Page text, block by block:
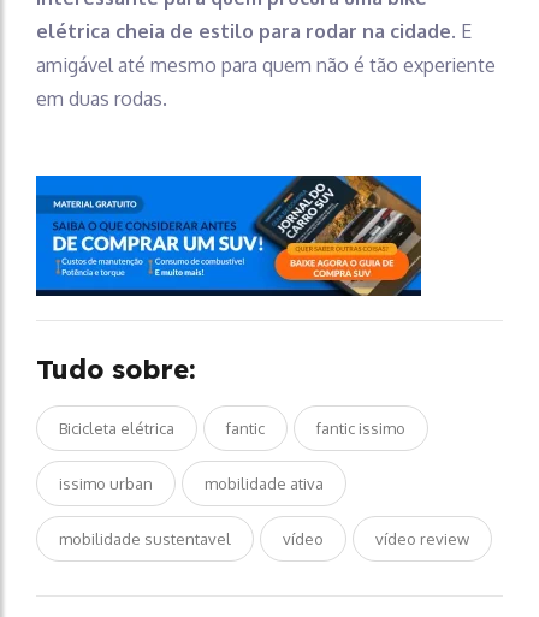
elétrica cheia de estilo para rodar na cidade. E
amigável até mesmo para quem não é tão experiente
em duas rodas.
Tudo sobre:
Bicicleta elétrica fantic fantic issimo
issimo urban mobilidade ativa
mobilidade sustentavel vídeo vídeo review